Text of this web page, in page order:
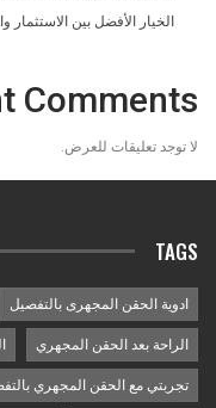
الخيار الأفضل بين الاستثمار
Comments
لا توجد تعليقات للعرض.
TAGS
ادوية الحقن المجهرى بالتفصيل
الراحة بعد الحقن المجهري
تجربتي مع الحقن المجهري